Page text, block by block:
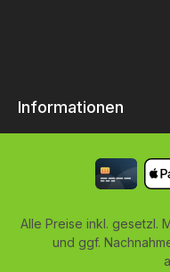
Informationen
Alle Preise inkl. gesetzl.
und ggf.